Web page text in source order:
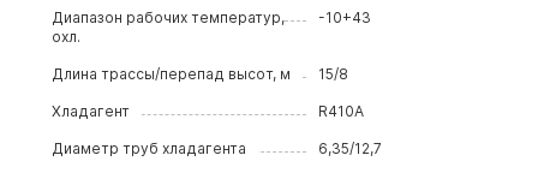
Диапазон рабочих температур,
охл.
-10+43
Длина трассы/перепад высот, м 15/8
Хладагент R410A
Диаметр труб хладагента 6,35/12,7